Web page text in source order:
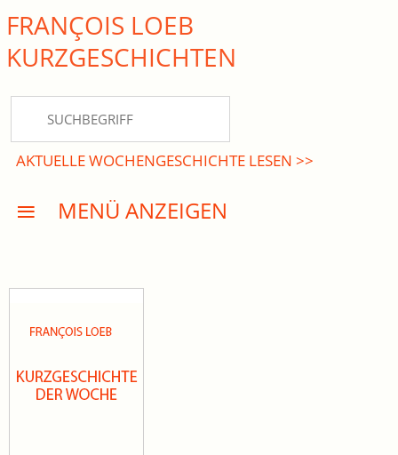
close Submenü
KURZGESCHICHTEN
DREISATZROMANE
PRESSE
FRANÇOIS LOEB
KURZ­GESCHICHTEN
AKTUELLE WOCHENGESCHICHTE LESEN >>
MENÜ ANZEIGEN